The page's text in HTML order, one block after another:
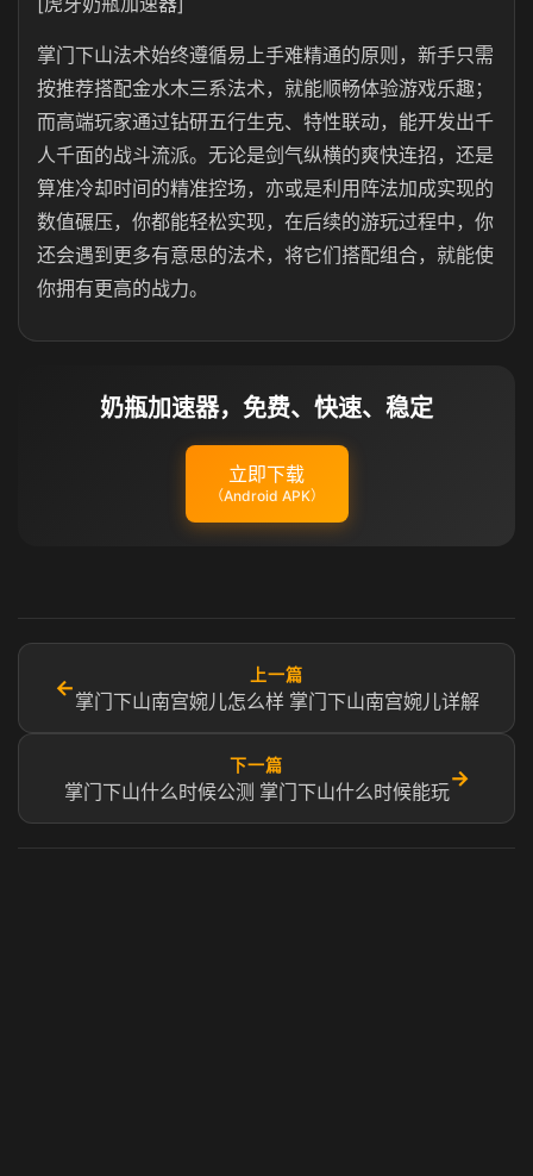
掌门下山法术始终遵循易上手难精通的原则，新手只需
按推荐搭配金水木三系法术，就能顺畅体验游戏乐趣；
而高端玩家通过钻研五行生克、特性联动，能开发出千
人千面的战斗流派。无论是剑气纵横的爽快连招，还是
算准冷却时间的精准控场，亦或是利用阵法加成实现的
数值碾压，你都能轻松实现，在后续的游玩过程中，你
还会遇到更多有意思的法术，将它们搭配组合，就能使
你拥有更高的战力。
奶瓶加速器，免费、快速、稳定
立即下载
（Android APK）
←
上一篇
掌门下山南宫婉儿怎么样 掌门下山南宫婉儿详解
下一篇
掌门下山什么时候公测 掌门下山什么时候能玩
→